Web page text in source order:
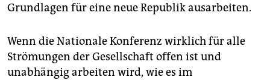
Grundlagen für eine neue Republik ausarbeiten.
Wenn die Nationale Konferenz wirklich für alle
Strömungen der Gesellschaft offen ist und
unabhängig arbeiten wird, wie es im